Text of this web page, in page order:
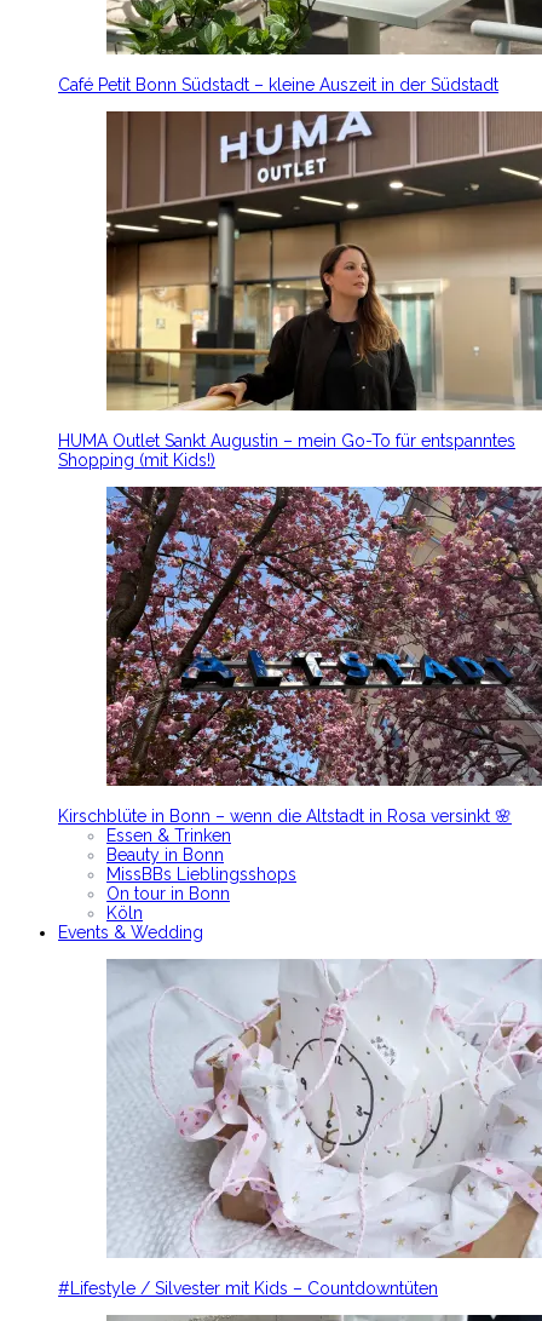
Café Petit Bonn Südstadt – kleine Auszeit in der Südstadt
HUMA Outlet Sankt Augustin – mein Go-To für entspanntes
Shopping (mit Kids!)
Kirschblüte in Bonn – wenn die Altstadt in Rosa versinkt 🌸
Essen & Trinken
Beauty in Bonn
MissBBs Lieblingsshops
On tour in Bonn
Köln
Events & Wedding
#Lifestyle / Silvester mit Kids – Countdowntüten